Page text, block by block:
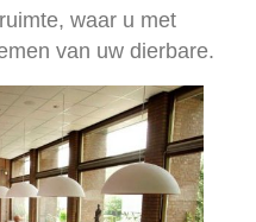
waar u met
van uw dierbare.